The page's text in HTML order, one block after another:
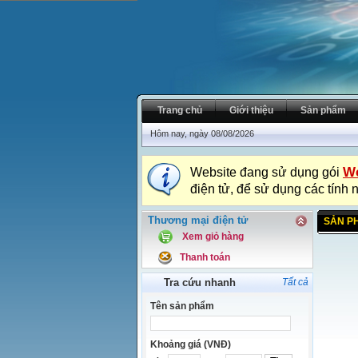
Trang chủ Giới thiệu Sản phẩm
Hôm nay, ngày 08/08/2026
Website đang sử dụng gói
điện tử, để sử dụng các tính
Thương mại điện tử
Xem giỏ hàng
Thanh toán
Tra cứu nhanh Tất cả
Tên sản phẩm
Khoảng giá (VNĐ)
SẢN